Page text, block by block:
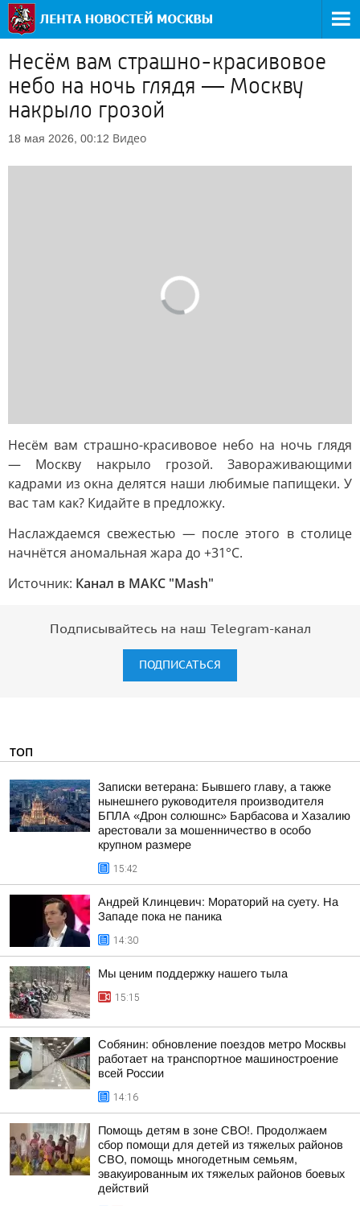
Несём вам страшно-красивовое
небо на ночь глядя — Москву
накрыло грозой
18 мая 2026, 00:12 Видео
Несём вам страшно-красивовое небо на ночь глядя
— Москву накрыло грозой. Завораживающими
кадрами из окна делятся наши любимые папищеки. У
вас там как? Кидайте в предложку.
Наслаждаемся свежестью — после этого в столице
начнётся аномальная жара до +31°С.
Источник: Канал в МАКС "Mash"
Подписывайтесь на наш Telegram-канал
ПОДПИСАТЬСЯ
ТОП
Записки ветерана: Бывшего главу, а также
нынешнего руководителя производителя
БПЛА «Дрон солюшнс» Барбасова и Хазалию
арестовали за мошенничество в особо
крупном размере
15:42
Андрей Клинцевич: Мораторий на суету. На
Западе пока не паника
14:30
Мы ценим поддержку нашего тыла
15:15
Собянин: обновление поездов метро Москвы
работает на транспортное машиностроение
всей России
14:16
Помощь детям в зоне СВО!. Продолжаем
сбор помощи для детей из тяжелых районов
СВО, помощь многодетным семьям,
эвакуированным их тяжелых районов боевых
действий